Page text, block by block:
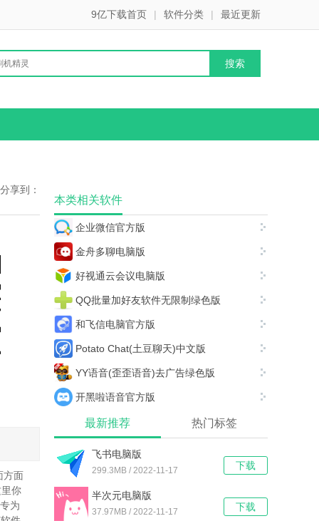
9亿下载首页 | 软件分类 | 最近更新
分享到：
方面
你
为
本类相关软件
企业微信官方版
金舟多聊电脑版
好视通云会议电脑版
QQ批量加好友软件无限制绿色版
和飞信电脑官方版
Potato Chat(土豆聊天)中文版
YY语音(歪歪语音)去广告绿色版
开黑啦语音官方版
最新推荐 热门标签
下载
飞书电脑版
299.3MB / 2022-11-17
下载
半次元电脑版
37.97MB / 2022-11-17